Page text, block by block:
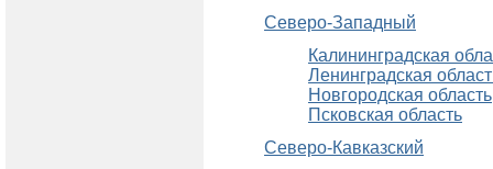
Северо-Западный
Калининградская
Ленинградская
Новгородская область
Псковская область
Северо-Кавказский